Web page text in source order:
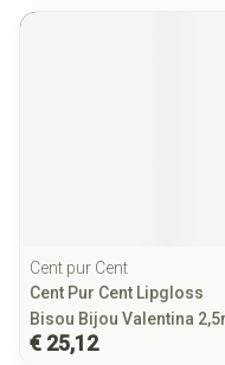
Cent pur Cent
Cent Pur Cent Lipgloss
Bisou Bijou Valentina
€ 25,12